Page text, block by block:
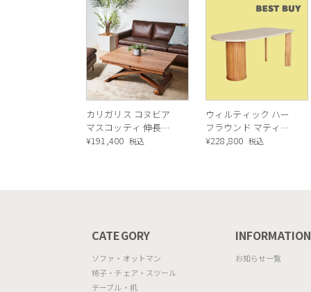
カリガリス コヌビア
マスコッティ 伸長・
昇降式テーブル ／
¥191,400 税込
ウィルティック ハー
フラウンド マティエ
ラ塗装 ダイニングテ
¥228,800 税込
CATEGORY
ソファ・オットマン
椅子・チェア・スツール
テーブル・机
INFORMATION
お知らせ一覧